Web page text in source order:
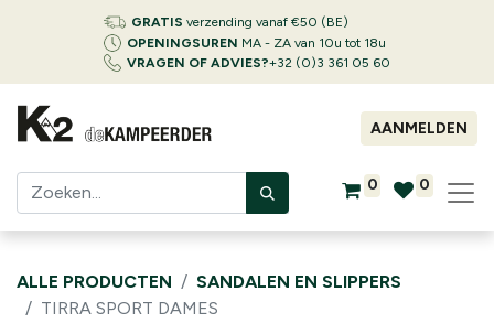
GRATIS verzending vanaf €50 (BE)
OPENINGSUREN MA - ZA van 10u tot 18u
VRAGEN OF ADVIES?+32 (0)3 361 05 60
AANMELDEN
0 0
ALLE PRODUCTEN
SANDALEN EN SLIPPERS
TIRRA SPORT DAMES